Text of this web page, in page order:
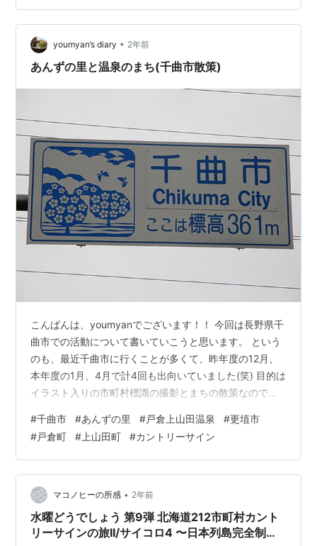
なってしまったようです。 さて、私がなぜに新町に行こ
うと思ったのかと言いますと、もちろんカントリーサイ
ン関係にあります。上の新町領域マップを見てもらうと
南西の方に紫の線が通っています。…
youmyan’s diary • 2年前
あんずの里と温泉のまち(千曲市散策)
こんばんは、youmyanでございます！！ 今回は長野県千
曲市での活動について書いていこうと思います。 という
のも、最近千曲市に行くことが多くて、昨年度の12月、
本年度の1月、4月で計4回も出向いていました(笑) 目的は
イラスト入りの市町村標識の撮影とまちの散策なのです
活動したという訳です。 ・2023年12月24日、2024年1
月5日(長野県内の国道のイラスト標識の撮影および上信
越道の旧更埴市の標識のイラスト文献調査) ・2024年4月
8日(あんずの里散策、戸倉上山田温泉散策) ・2024年4月
20日(長野県内の国道のイラスト標識の撮影、姨…
#千曲市 #あんずの里 #戸倉上山田温泉 #更埴市
#戸倉町 # 上山田町 #カントリーサイン
マコノヒーの所感 • 2年前
水曜どうでしょう 第9弾 北海道212市町村カント
リーサインの旅II/サイコロ4 〜日本列島完全制